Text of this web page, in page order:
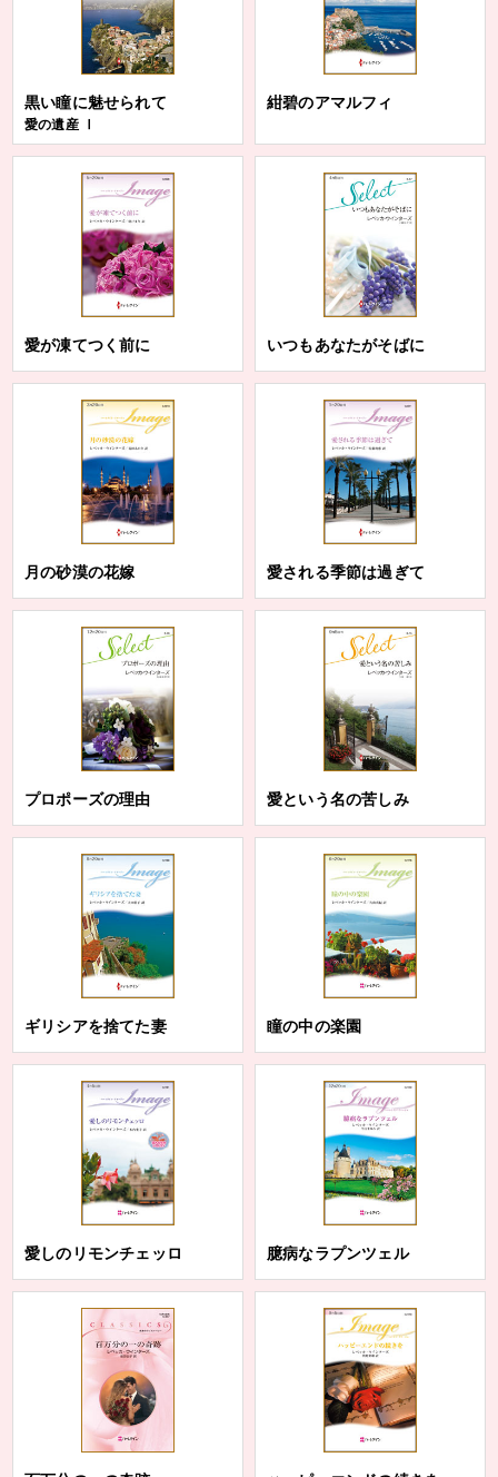
黒い瞳に魅せられて
愛の遺産 Ⅰ
紺碧のアマルフィ
愛が凍てつく前に いつもあなたがそばに
月の砂漠の花嫁 愛される季節は過ぎて
プロポーズの理由 愛という名の苦しみ
ギリシアを捨てた妻 瞳の中の楽園
愛しのリモンチェッロ 臆病なラプンツェル